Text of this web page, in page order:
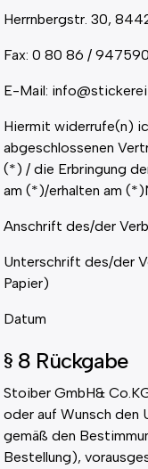
Herrnbergstr. 30,
Fax: 0 80 86 / 947590
E-Mail:
Hiermit widerrufe(n)
abgeschlossenen
(*) / die Erbringung
am (*)/erhalten am
Anschrift des/der
Unterschrift des/der
Papier)
Datum
§ 8 Rückgabe
Stoiber GmbH&
oder auf Wunsch den
gemäß den
Bestellung),